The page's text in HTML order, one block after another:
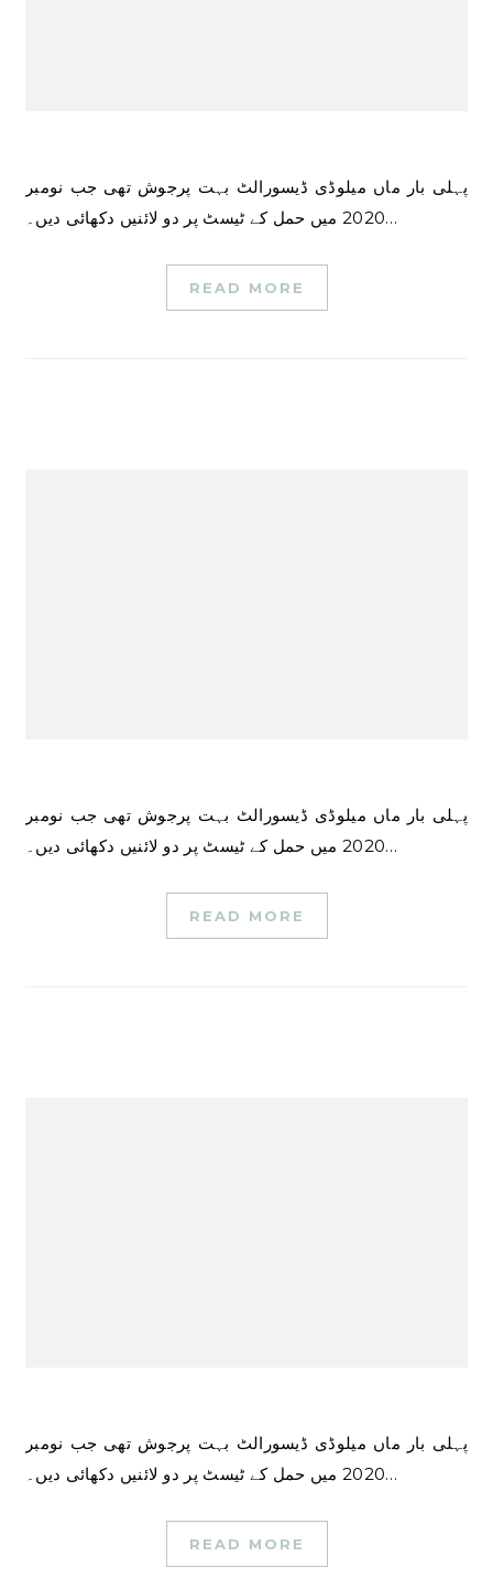
پہلی بار ماں میلوڈی ڈیسورالٹ بہت پرجوش تھی جب نومبر
2020 میں حمل کے ٹیسٹ پر دو لائنیں دکھائی دیں۔…
READ MORE
پہلی بار ماں میلوڈی ڈیسورالٹ بہت پرجوش تھی جب نومبر
2020 میں حمل کے ٹیسٹ پر دو لائنیں دکھائی دیں۔…
READ MORE
پہلی بار ماں میلوڈی ڈیسورالٹ بہت پرجوش تھی جب نومبر
2020 میں حمل کے ٹیسٹ پر دو لائنیں دکھائی دیں۔…
READ MORE